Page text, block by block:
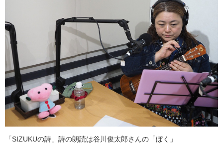
「SIZUKUの詩」詩の朗読は谷川俊太郎さんの「ぼく」